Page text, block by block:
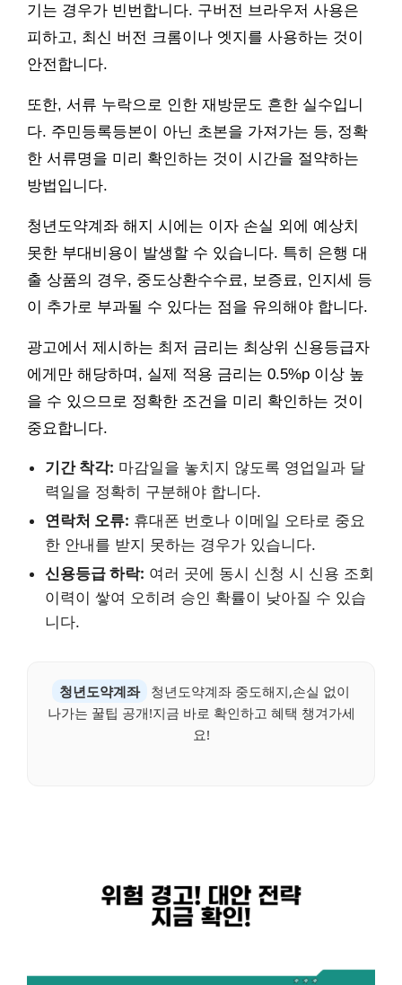
기는 경우가 빈번합니다. 구버전 브라우저 사용은
피하고, 최신 버전 크롬이나 엣지를 사용하는 것이
안전합니다.
또한, 서류 누락으로 인한 재방문도 흔한 실수입니
다. 주민등록등본이 아닌 초본을 가져가는 등, 정확
한 서류명을 미리 확인하는 것이 시간을 절약하는
방법입니다.
청년도약계좌 해지 시에는 이자 손실 외에 예상치
못한 부대비용이 발생할 수 있습니다. 특히 은행 대
출 상품의 경우, 중도상환수수료, 보증료, 인지세 등
이 추가로 부과될 수 있다는 점을 유의해야 합니다.
광고에서 제시하는 최저 금리는 최상위 신용등급자
에게만 해당하며, 실제 적용 금리는 0.5%p 이상 높
을 수 있으므로 정확한 조건을 미리 확인하는 것이
중요합니다.
기간 착각: 마감일을 놓치지 않도록 영업일과 달
력일을 정확히 구분해야 합니다.
연락처 오류: 휴대폰 번호나 이메일 오타로 중요
한 안내를 받지 못하는 경우가 있습니다.
신용등급 하락: 여러 곳에 동시 신청 시 신용 조회
이력이 쌓여 오히려 승인 확률이 낮아질 수 있습
니다.
청년도약계좌
청년도약계좌 중도해지,손실 없이
나가는 꿀팁 공개!지금 바로 확인하고 혜택 챙겨가세
요!